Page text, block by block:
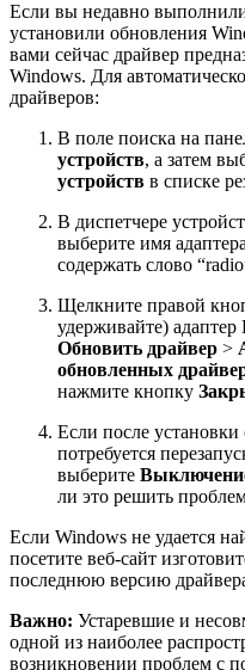
Если вы недавно
установили обновления
вами сейчас драйвер
Windows. Для
драйверов:
В поле поиска на
устройств, а затем
устройств в списке
В диспетчере
выберите имя
содержать слово
Щелкните правой
удерживайте) адаптер
Обновить драйвер >
обновленных
нажмите кнопку
Если после
потребуется
выберите
ли это решить
Если Windows не удается
посетите веб-сайт
последнюю версию
Важно: Устаревшие и
одной из наиболее
возникновении проблем с